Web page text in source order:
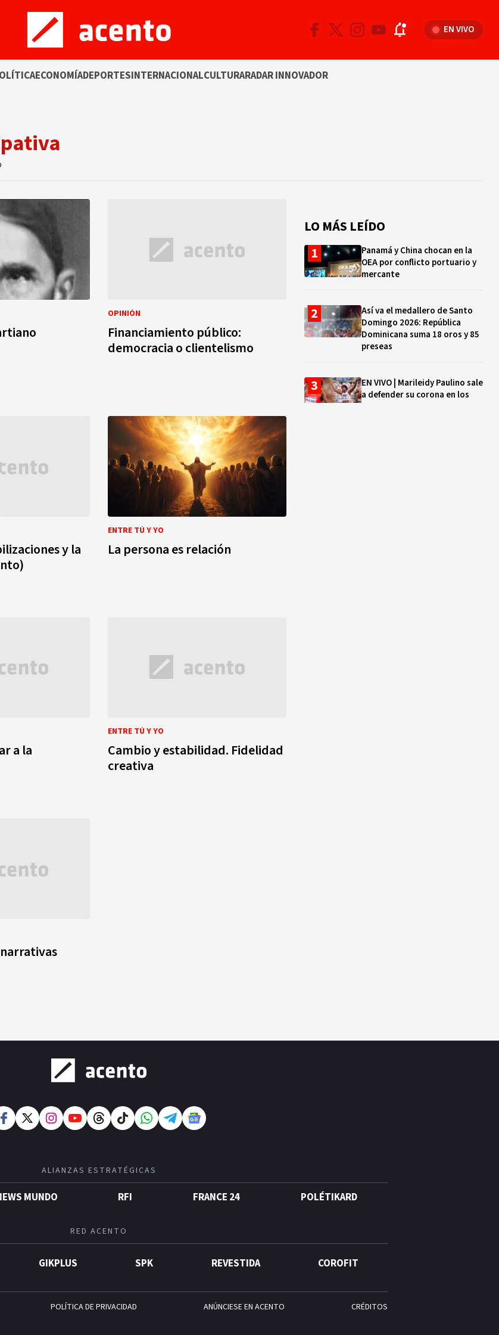
EN VIVO
ECONOMÍADEPORTESINTERNACIONALCULTURARADAR INNOVADOR
OPINIÓN
Financiamiento público:
democracia o clientelismo
y la
ENTRE TÚ Y YO
La persona es relación
a la
ENTRE TÚ Y YO
Cambio y estabilidad. Fidelidad
creativa
LO MÁS LEÍDO
Panamá y China chocan en la
OEA por conflicto portuario y
mercante
Así va el medallero de Santo
Domingo 2026: República
Dominicana suma 18 oros y 85
preseas
EN VIVO | Marileidy Paulino sale
a defender su corona en los
ALIANZAS ESTRATÉGICAS
MUNDO RFI FRANCE 24 POLÉTIKARD
RED ACENTO
GIKPLUS SPK REVESTIDA COROFIT
POLÍTICA DE PRIVACIDAD ANÚNCIESE EN ACENTO CRÉDITOS